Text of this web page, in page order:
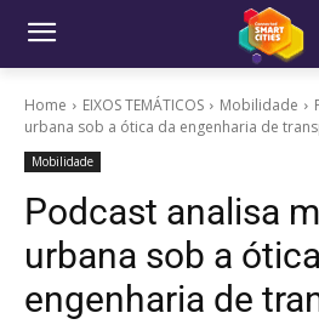
Home EIXOS TEMÁTICOS Mobilidade
urbana sob a ótica da engenharia de
Mobilidade
Podcast analisa
urbana sob a
engenharia de